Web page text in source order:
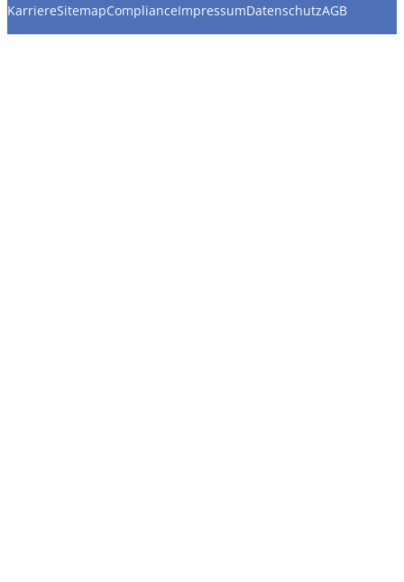
KarriereSitemapComplianceImpressumDatenschutzAGB